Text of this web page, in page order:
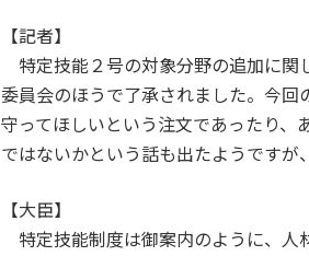
【記者】
特定技能２号の対象分野の追加に関
委員会のほうで了承されました。今
守ってほしいという注文であったり、
ではないかという話も出たようですが
【大臣】
特定技能制度は御案内のように、人